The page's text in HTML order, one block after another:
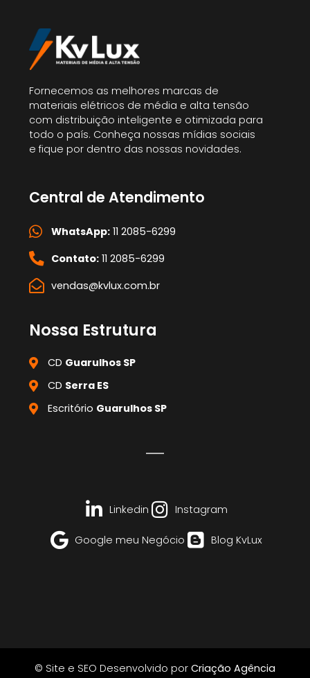
Fornecemos as melhores marcas de
materiais elétricos de média e alta tensão
com distribuição inteligente e otimizada para
todo o país. Conheça nossas mídias sociais
e fique por dentro das nossas novidades.
Central de Atendimento
WhatsApp:11 2085-6299
Contato:11 2085-6299
vendas@kvlux.com.br
Nossa Estrutura
CD Guarulhos SP
CD Serra ES
Escritório Guarulhos SP
Linkedin Instagram
Google meu Negócio Blog KvLux
© Site e SEO Desenvolvido por Criação Agência